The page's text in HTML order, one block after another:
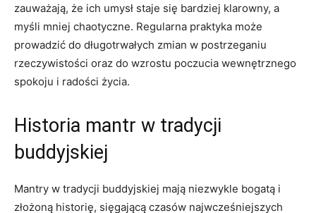
zauważają, ⁣że ‌ich umysł staje‍ się bardziej klarowny, a
myśli mniej chaotyczne. Regularna‍ praktyka może
‍prowadzić do długotrwałych zmian w postrzeganiu
rzeczywistości⁤ oraz do ​wzrostu poczucia wewnętrznego
spokoju i radości życia.
Historia mantr⁢ w tradycji
buddyjskiej
Mantry w tradycji​ buddyjskiej mają niezwykle bogatą i
złożoną historię, sięgającą czasów najwcześniejszych